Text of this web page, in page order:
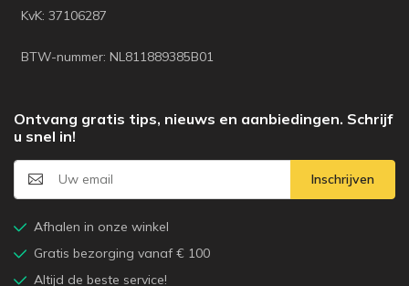
KvK: 37106287
BTW-nummer: NL811889385B01
Ontvang gratis tips, nieuws en aanbiedingen. Schrijf
u snel in!
Inschrijven
Afhalen in onze winkel
Gratis bezorging vanaf € 100
Altijd de beste service!